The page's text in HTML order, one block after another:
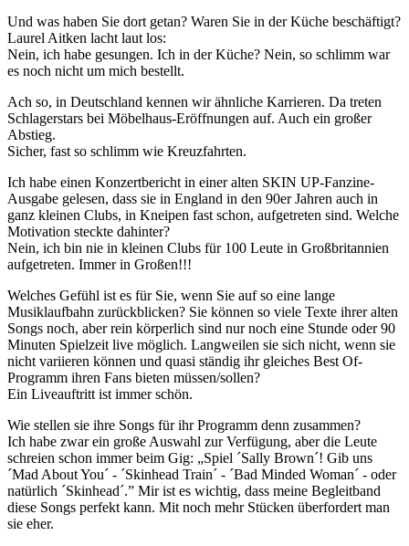
Und was haben Sie dort getan? Waren Sie in der Küche beschäftigt?
Laurel Aitken lacht laut los:
Nein, ich habe gesungen. Ich in der Küche? Nein, so schlimm war
es noch nicht um mich bestellt.
Ach so, in Deutschland kennen wir ähnliche Karrieren. Da treten
Schlagerstars bei Möbelhaus-Eröffnungen auf. Auch ein großer
Abstieg.
Sicher, fast so schlimm wie Kreuzfahrten.
Ich habe einen Konzertbericht in einer alten SKIN UP-Fanzine-
Ausgabe gelesen, dass sie in England in den 90er Jahren auch in
ganz kleinen Clubs, in Kneipen fast schon, aufgetreten sind. Welche
Motivation steckte dahinter?
Nein, ich bin nie in kleinen Clubs für 100 Leute in Großbritannien
aufgetreten. Immer in Großen!!!
Welches Gefühl ist es für Sie, wenn Sie auf so eine lange
Musiklaufbahn zurückblicken? Sie können so viele Texte ihrer alten
Songs noch, aber rein körperlich sind nur noch eine Stunde oder 90
Minuten Spielzeit live möglich. Langweilen sie sich nicht, wenn sie
nicht variieren können und quasi ständig ihr gleiches Best Of-
Programm ihren Fans bieten müssen/sollen?
Ein Liveauftritt ist immer schön.
Wie stellen sie ihre Songs für ihr Programm denn zusammen?
Ich habe zwar ein große Auswahl zur Verfügung, aber die Leute
schreien schon immer beim Gig: „Spiel ´Sally Brown´! Gib uns
´Mad About You´ - ´Skinhead Train´ - ´Bad Minded Woman´ - oder
natürlich ´Skinhead´.” Mir ist es wichtig, dass meine Begleitband
diese Songs perfekt kann. Mit noch mehr Stücken überfordert man
sie eher.